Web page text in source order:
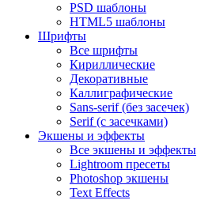
PSD шаблоны
HTML5 шаблоны
Шрифты
Все шрифты
Кириллические
Декоративные
Каллиграфические
Sans-serif (без засечек)
Serif (с засечками)
Экшены и эффекты
Все экшены и эффекты
Lightroom пресеты
Photoshop экшены
Text Effects